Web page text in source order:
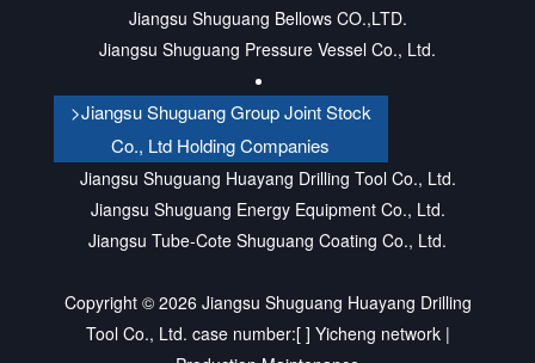
Jiangsu Shuguang Bellows CO.,LTD.
Jiangsu Shuguang Pressure Vessel Co., Ltd.
>Jiangsu Shuguang Group Joint Stock
Co., Ltd Holding Companies
Jiangsu Shuguang Huayang Drilling Tool Co., Ltd.
Jiangsu Shuguang Energy Equipment Co., Ltd.
Jiangsu Tube-Cote Shuguang Coating Co., Ltd.
Copyright © 2026 Jiangsu Shuguang Huayang Drilling
Tool Co., Ltd. case number:[ ] Yicheng network|